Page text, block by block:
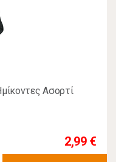
Ασορτί
2,99 €